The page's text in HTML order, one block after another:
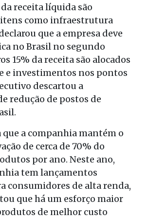
receita líquida são
como infraestrutura
que a empresa deve
no Brasil no segundo
15% da receita são alocados
e investimentos nos pontos
descartou a
redução de postos de
que a companhia mantém o
de cerca de 70% do
por ano. Neste ano,
tem lançamentos
consumidores de alta renda,
que há um esforço maior
de melhor custo